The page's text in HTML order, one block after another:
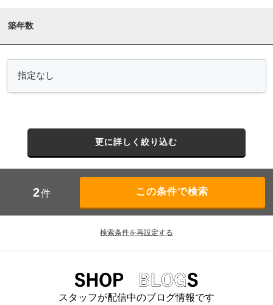
築年数
更に詳しく絞り込む
2件
検索条件を再設定する
スタッフが配信中のブログ情報です